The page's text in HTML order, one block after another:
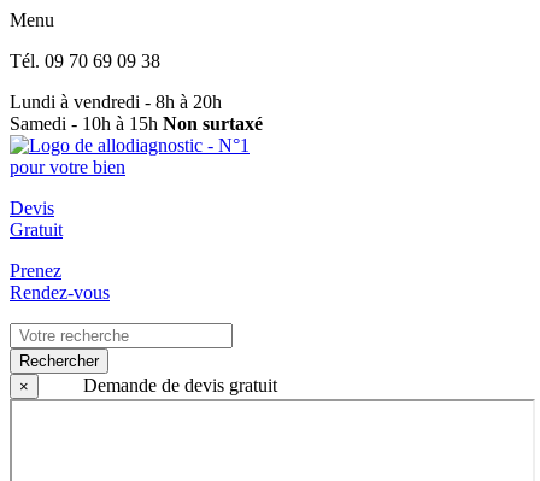
Menu
Tél. 09 70 69 09 38
Lundi à vendredi - 8h à 20h
Samedi - 10h à 15h Non surtaxé
Devis
Gratuit
Prenez
Rendez-vous
Rechercher
×
Demande de devis gratuit